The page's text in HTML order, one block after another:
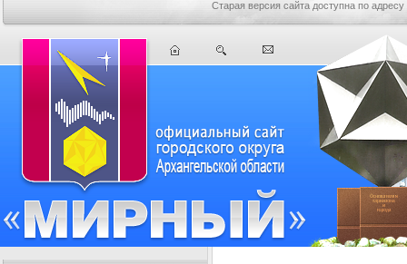
Старая версия сайта доступна по адресу